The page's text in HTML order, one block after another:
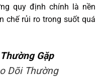
quy định chính là nền
chế rủi ro trong suốt quá
Gặp
Dõi Thường